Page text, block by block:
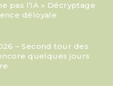
pas l’IA » Décryptage
déloyale
– Second tour des
quelques jours